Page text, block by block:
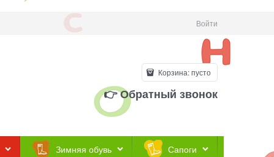
Войти
Корзина:пусто
👉 Обратный звонок
Зимняя обувь Сапоги